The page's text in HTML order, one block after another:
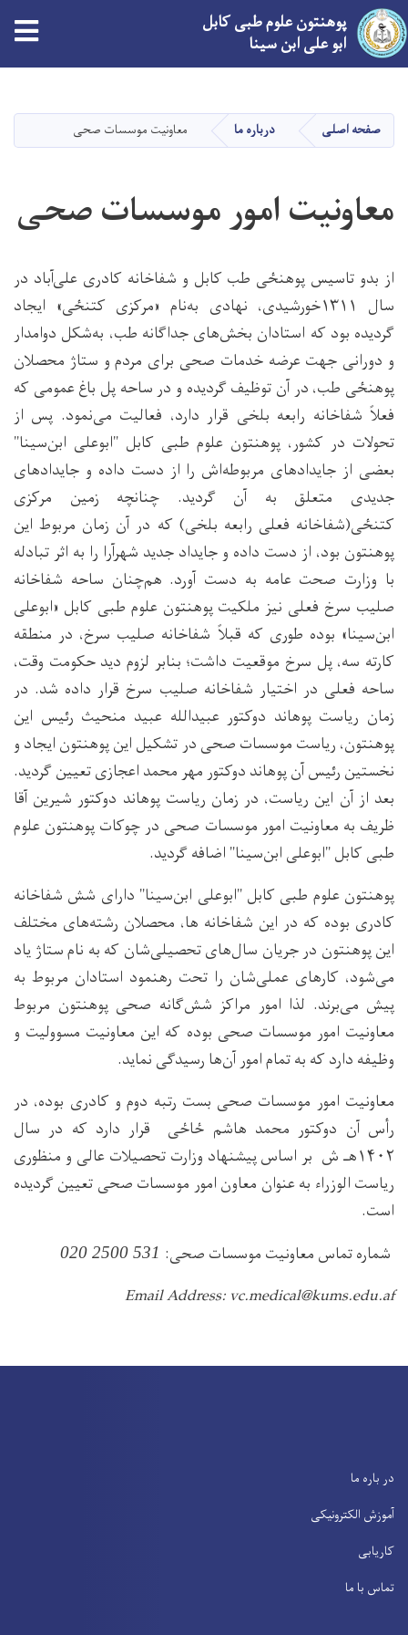
main
content
پوهنتون علوم طبی کابل
ابو علی ابن سینا
صفحه اصلی درباره ما معاونیت موسسات صحی
معاونیت امور موسسات صحی
از بدو تاسیس پوهنځی طب کابل و شفاخانه‌ کادری علی‌آباد در
سال ۱۳۱۱خورشیدی، نهادی به‌نام «مرکزی کتنځی» ایجاد
گردیده بود که استادان بخش‌های جداگانه طب، به‌شکل دوامدار
و دورانی جهت عرضه خدمات صحی برای مردم و ستاژ محصلان
پوهنځی طب، در آن توظیف گردیده و در ساحه پل باغ عمومی که
فعلاً شفاخانه رابعه بلخی قرار دارد، فعالیت می‌نمود. پس از
تحولات در کشور، پوهنتون علوم طبی کابل "ابوعلی ابن‌سینا"
بعضی از جایدادهای مربوطه‌اش را از دست داده و جایدادهای
جدیدی متعلق به آن گردید. چنانچه زمین مرکزی
کتنځی(شفاخانه فعلی رابعه بلخی) که در آن زمان مربوط این
پوهنتون بود، از دست داده و جایداد جدید شهرآرا را به اثر تبادله
با وزارت صحت عامه به دست آورد. هم‌چنان ساحه شفاخانه
صلیب سرخ فعلی نیز ملکیت پوهنتون علوم طبی کابل «ابوعلی
ابن‌سینا» بوده طوری که قبلاً شفاخانه صلیب سرخ، در منطقه
کارته سه، پل سرخ موقعیت داشت؛ بنابر لزوم دید حکومت وقت،
ساحه فعلی در اختیار شفاخانه صلیب سرخ قرار داده شد. در
زمان ریاست پوهاند دوکتور عبیدالله عبید منحیث رئیس این
پوهنتون، ریاست موسسات صحی در تشکیل این پوهنتون ایجاد و
نخستین رئیس آن پوهاند دوکتور مهر محمد اعجازی تعیین گردید.
بعد از آن این ریاست، در زمان ریاست پوهاند دوکتور شیرین آقا
ظریف به معاونیت امور موسسات صحی در چوکات پوهنتون علوم
طبی کابل "ابوعلی ابن‌سینا" اضافه گردید.
پوهنتون علوم طبی کابل "ابوعلی ابن‌سینا" دارای شش شفاخانه
کادری بوده که در این شفاخانه ها، محصلان رشته‌های مختلف
این پوهنتون در جریان سال‌های تحصیلی‌شان که به نام ستاژ یاد
می‌شود، کارهای عملی‌شان را تحت رهنمود استادان مربوط به
پیش می‌برند. لذا امور مراکز شش‌گانه صحی پوهنتون مربوط
معاونیت امور موسسات صحی بوده که این معاونیت مسوولیت و
وظیفه دارد که به تمام امور آن‌ها رسیدگی نماید.
معاونیت امور موسسات صحی بست رتبه دوم و کادری بوده، در
رأس آن دوکتور محمد هاشم ځاځی قرار دارد که در سال
۱۴۰۲هـ ش بر اساس پیشنهاد وزارت تحصیلات عالی و منظوری
ریاست الوزراء به عنوان معاون امور موسسات صحی تعیین گردیده
است.
شماره تماس معاونیت موسسات صحی: 020 2500 531
Email Address: vc.medical@kums.edu.af
در باره ما
آموزش الکترونیکی
کاریابی
تماس با ما